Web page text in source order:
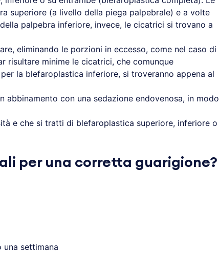
superiore (a livello della piega palpebrale) e a volte
palpebra inferiore, invece, le cicatrici si trovano a
eliminando le porzioni in eccesso, come nel caso di
risultare minime le cicatrici, che comunque
la blefaroplastica inferiore, si troveranno appena al
con una sedazione endovenosa, in modo
e che si tratti di blefaroplastica superiore, inferiore o
per una corretta guarigione?
settimana